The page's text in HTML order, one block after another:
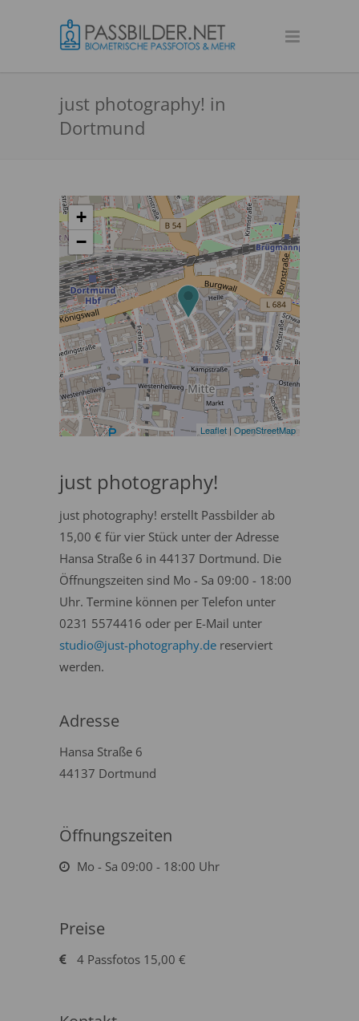
just photography! in
Dortmund
+
−
Leaflet | OpenStreetMap
just photography!
just photography! erstellt Passbilder ab
15,00 € für vier Stück unter der Adresse
Hansa Straße 6 in 44137 Dortmund. Die
Öffnungszeiten sind Mo - Sa 09:00 - 18:00
Uhr. Termine können per Telefon unter
0231 5574416 oder per E-Mail unter
studio@just-photography.de reserviert
werden.
Adresse
Hansa Straße 6
44137 Dortmund
Öffnungszeiten
Mo - Sa 09:00 - 18:00 Uhr
Preise
4 Passfotos 15,00 €